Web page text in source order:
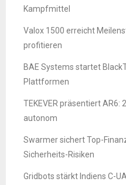
Kampfmittel
Valox 1500 erreicht
profitieren
BAE Systems startet
Plattformen
TEKEVER präsentiert AR6:
autonom
Swarmer sichert Top-
Sicherheits-Risiken
Gridbots stärkt Indiens C-